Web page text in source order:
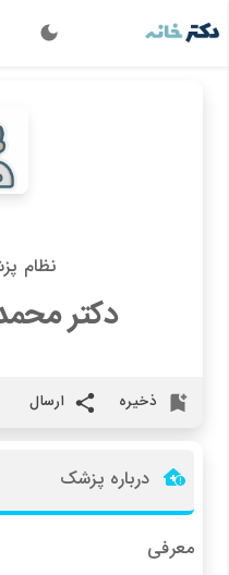
نظام
دکتر
ذخیره ارسال
درباره پزشک
معرفی